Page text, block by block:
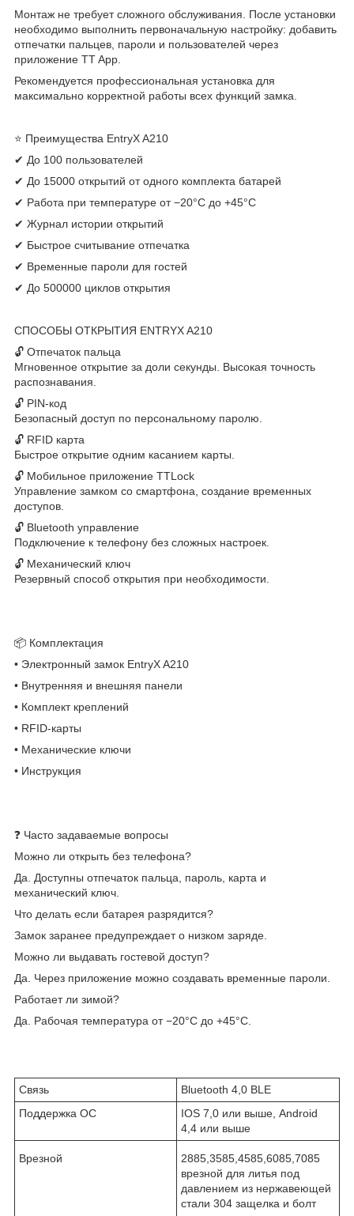
Монтаж не требует сложного обслуживания. После установки
необходимо выполнить первоначальную настройку: добавить
отпечатки пальцев, пароли и пользователей через
приложение TT App.
Рекомендуется профессиональная установка для
максимально корректной работы всех функций замка.
⭐ Преимущества EntryX A210
✔ До 100 пользователей
✔ До 15000 открытий от одного комплекта батарей
✔ Работа при температуре от −20°C до +45°C
✔ Журнал истории открытий
✔ Быстрое считывание отпечатка
✔ Временные пароли для гостей
✔ До 500000 циклов открытия
СПОСОБЫ ОТКРЫТИЯ ENTRYX A210
🔓 Отпечаток пальца
Мгновенное открытие за доли секунды. Высокая точность
распознавания.
🔓 PIN-код
Безопасный доступ по персональному паролю.
🔓 RFID карта
Быстрое открытие одним касанием карты.
🔓 Мобильное приложение TTLock
Управление замком со смартфона, создание временных
доступов.
🔓 Bluetooth управление
Подключение к телефону без сложных настроек.
🔓 Механический ключ
Резервный способ открытия при необходимости.
📦 Комплектация
• Электронный замок EntryX A210
• Внутренняя и внешняя панели
• Комплект креплений
• RFID-карты
• Механические ключи
• Инструкция
❓ Часто задаваемые вопросы
Можно ли открыть без телефона?
Да. Доступны отпечаток пальца, пароль, карта и
механический ключ.
Что делать если батарея разрядится?
Замок заранее предупреждает о низком заряде.
Можно ли выдавать гостевой доступ?
Да. Через приложение можно создавать временные пароли.
Работает ли зимой?
Да. Рабочая температура от −20°C до +45°C.
Связь
Bluetooth 4,0 BLE
Поддержка ОС
IOS 7,0 или выше, Android
4,4 или выше
Врезной
2885,3585,4585,6085,7085
врезной для литья под
давлением из нержавеющей
стали 304 защелка и болт